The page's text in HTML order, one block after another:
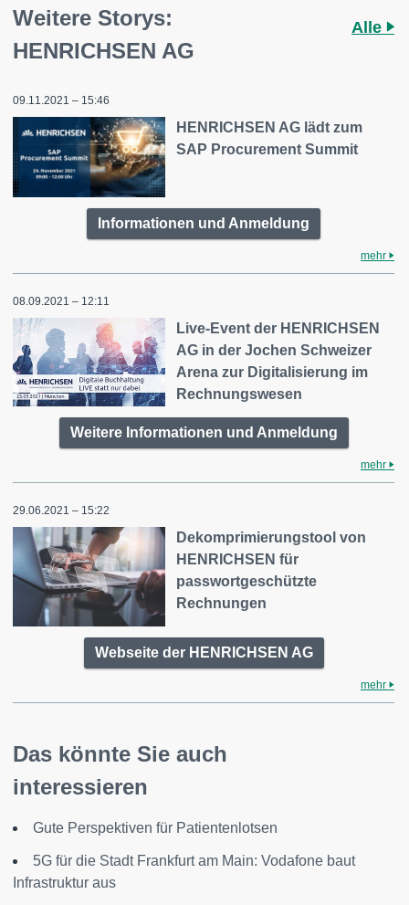
Weitere Storys:
HENRICHSEN AG
Alle
09.11.2021 – 15:46
HENRICHSEN AG lädt zum
SAP Procurement Summit
Informationen und Anmeldung
mehr
08.09.2021 – 12:11
Live-Event der HENRICHSEN
AG in der Jochen Schweizer
Arena zur Digitalisierung im
Rechnungswesen
Weitere Informationen und Anmeldung
mehr
29.06.2021 – 15:22
Dekomprimierungstool von
HENRICHSEN für
passwortgeschützte
Rechnungen
Webseite der HENRICHSEN AG
mehr
Das könnte Sie auch
interessieren
Gute Perspektiven für Patientenlotsen
5G für die Stadt Frankfurt am Main: Vodafone baut
Infrastruktur aus